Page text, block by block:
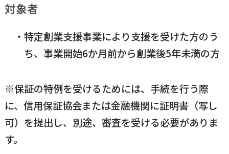
対象者
特定創業支援事業により支援を受けた方のう
ち、事業開始6か月前から創業後5年未満の方
※保証の特例を受けるためには、手続を行う際
に、信用保証協会または金融機関に証明書（写し
可）を提出し、別途、審査を受ける必要がありま
す。